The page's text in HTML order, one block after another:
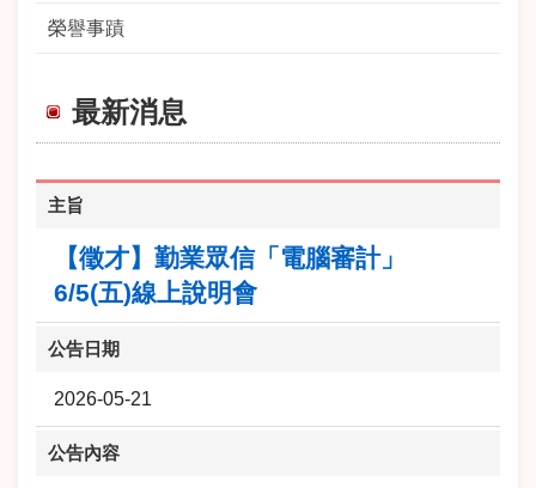
榮譽事蹟
最新消息
主旨
【徵才】勤業眾信「電腦審計」
6/5(五)線上說明會
公告日期
2026-05-21
公告內容